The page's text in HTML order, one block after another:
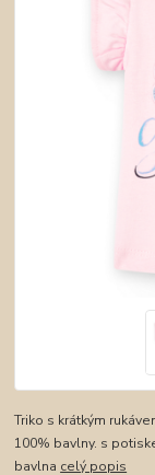
Triko s krátkým
100% bavlny. s
bavlna celý popis